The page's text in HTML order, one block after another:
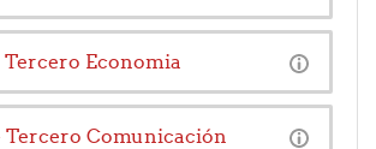
Tercero Economia
Tercero Comunicación